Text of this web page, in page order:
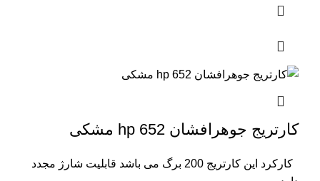
کارتریج جوهرافشان 652 hp مشکی
کارکرد این کارتریج 200 برگ می باشد
قابلیت شارژ مجدد